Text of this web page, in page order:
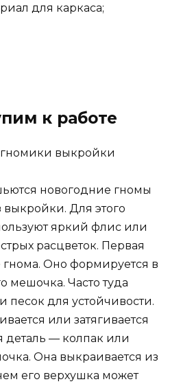
для каркаса;
к работе
новогодние гномы
Для этого
яркий флис или
расцветок. Первая
Оно формируется в
мешочка. Часто туда
песок для устойчивости.
или затягивается
деталь — колпак или
Она выкраивается из
его верхушка может